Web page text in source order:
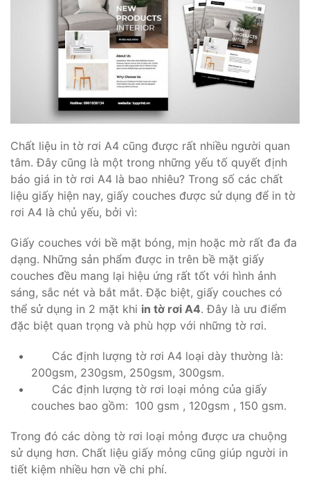
Chất liệu in tờ rơi A4 cũng được rất nhiều người quan
tâm. Đây cũng là một trong những yếu tố quyết định
báo giá in tờ rơi A4 là bao nhiêu? Trong số các chất
liệu giấy hiện nay, giấy couches được sử dụng để in tờ
rơi A4 là chủ yếu, bởi vì:
Giấy couches với bề mặt bóng, mịn hoặc mờ rất đa đa
dạng. Những sản phẩm được in trên bề mặt giấy
couches đều mang lại hiệu ứng rất tốt với hình ảnh
sáng, sắc nét và bắt mắt. Đặc biệt, giấy couches có
thể sử dụng in 2 mặt khi in tờ rơi A4. Đây là ưu điểm
đặc biệt quan trọng và phù hợp với những tờ rơi.
Các định lượng tờ rơi A4 loại dày thường là:
200gsm, 230gsm, 250gsm, 300gsm.
Các định lượng tờ rơi loại mỏng của giấy
couches bao gồm: 100 gsm , 120gsm , 150 gsm.
Trong đó các dòng tờ rơi loại mỏng được ưa chuộng
sử dụng hơn. Chất liệu giấy mỏng cũng giúp người in
tiết kiệm nhiều hơn về chi phí.